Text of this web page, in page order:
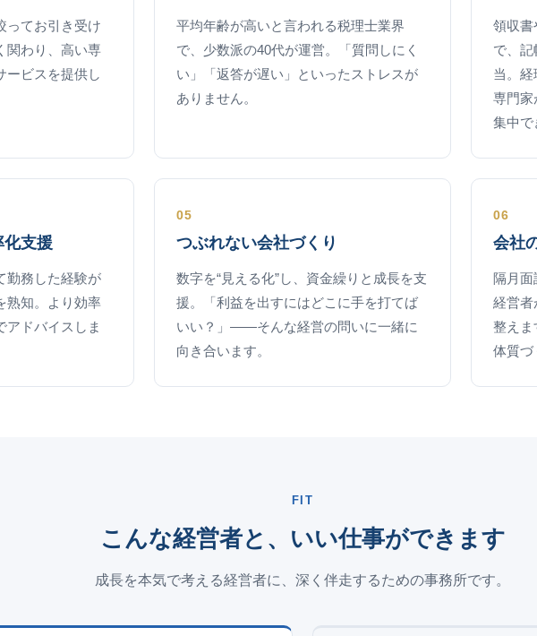
ってお引き受け
関わり、高い専
ービスを提供し
平均年齢が高いと言われる税理士業界
で、少数派の40代が運営。「質問しにく
い」「返答が遅い」といったストレスが
ありません。
領収書
で、記
当。経
専門家
集中で
化支援
勤務した経験が
熟知。より効率
アドバイスしま
05
つぶれない会社づくり
数字を“見える化”し、資金繰りと成長を支
援。「利益を出すにはどこに手を打てば
いい？」——そんな経営の問いに一緒に
向き合います。
06
会社
隔月面
経営者
整えま
体質づ
FIT
こんな経営者と、いい仕事ができます
成長を本気で考える経営者に、深く伴走するための事務所です。